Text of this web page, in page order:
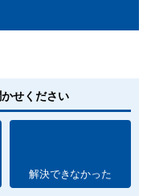
せください
解決できなかった